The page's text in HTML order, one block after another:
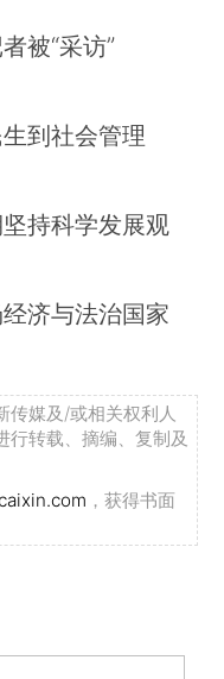
被“采访”
到社会管理
持科学发展观
济与法治国家
传媒及/或相关权利人
行转载、摘编、复制及
，获得书面